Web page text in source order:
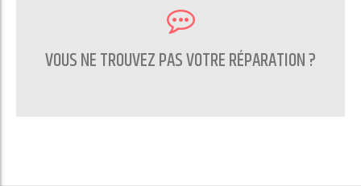
VOUS NE TROUVEZ PAS VOTRE RÉPARATION ?
CONTACTEZ NOUS